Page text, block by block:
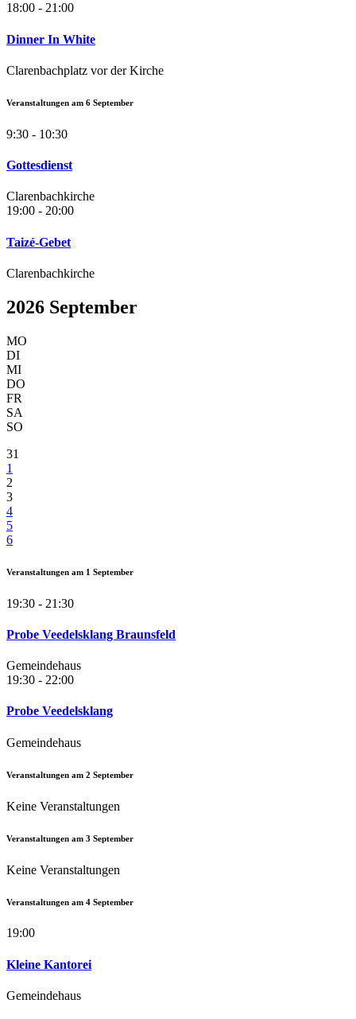
18:00 - 21:00
Dinner In White
Clarenbachplatz vor der Kirche
Veranstaltungen am 6 September
9:30 - 10:30
Gottesdienst
Clarenbachkirche
19:00 - 20:00
Taizé-Gebet
Clarenbachkirche
2026 September
MO
DI
MI
DO
FR
SA
SO
31
1
2
3
4
5
6
Veranstaltungen am 1 September
19:30 - 21:30
Probe Veedelsklang Braunsfeld
Gemeindehaus
19:30 - 22:00
Probe Veedelsklang
Gemeindehaus
Veranstaltungen am 2 September
Keine Veranstaltungen
Veranstaltungen am 3 September
Keine Veranstaltungen
Veranstaltungen am 4 September
19:00
Kleine Kantorei
Gemeindehaus